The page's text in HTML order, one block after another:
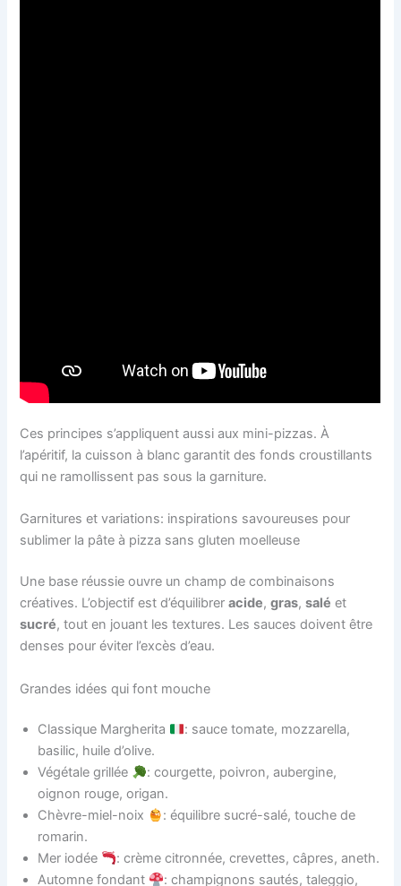
Ces principes s’appliquent aussi aux mini-pizzas. À
l’apéritif, la cuisson à blanc garantit des fonds croustillants
qui ne ramollissent pas sous la garniture.
Garnitures et variations: inspirations savoureuses pour
sublimer la pâte à pizza sans gluten moelleuse
Une base réussie ouvre un champ de combinaisons
créatives. L’objectif est d’équilibreracide,gras,salé et
sucré, tout en jouant les textures. Les sauces doivent être
denses pour éviter l’excès d’eau.
Grandes idées qui font mouche
Classique Margherita
: sauce tomate, mozzarella,
basilic, huile d’olive.
Végétale grillée
: courgette, poivron, aubergine,
oignon rouge, origan.
Chèvre-miel-noix
: équilibre sucré-salé, touche de
romarin.
Mer iodée
: crème citronnée, crevettes, câpres, aneth.
Automne fondant
: champignons sautés, taleggio,